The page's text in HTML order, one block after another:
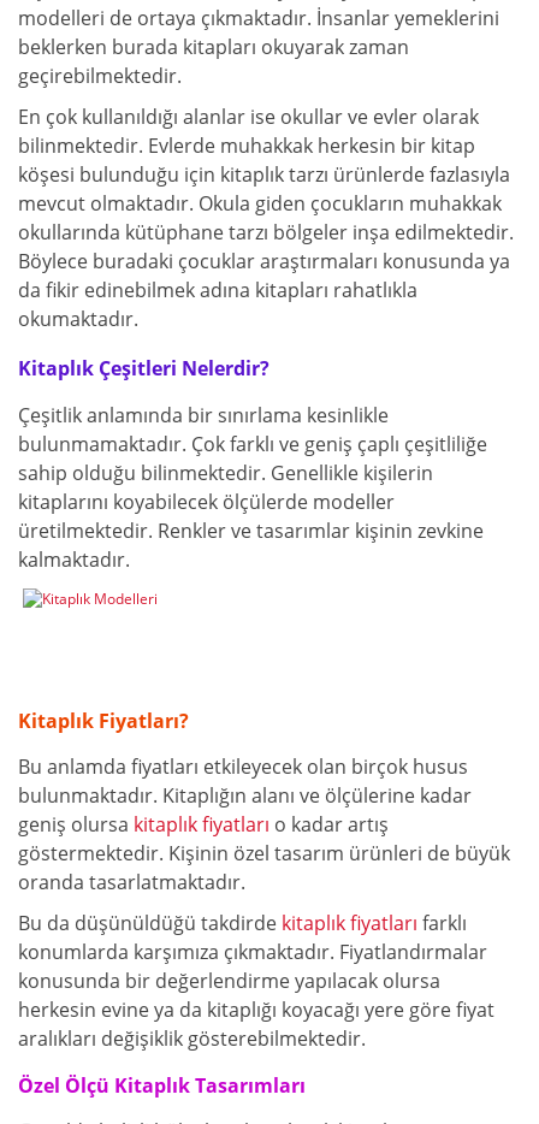
modelleri de ortaya çıkmaktadır. İnsanlar yemeklerini
beklerken burada kitapları okuyarak zaman
geçirebilmektedir.
En çok kullanıldığı alanlar ise okullar ve evler olarak
bilinmektedir. Evlerde muhakkak herkesin bir kitap
köşesi bulunduğu için kitaplık tarzı ürünlerde fazlasıyla
mevcut olmaktadır. Okula giden çocukların muhakkak
okullarında kütüphane tarzı bölgeler inşa edilmektedir.
Böylece buradaki çocuklar araştırmaları konusunda ya
da fikir edinebilmek adına kitapları rahatlıkla
okumaktadır.
Kitaplık Çeşitleri Nelerdir?
Çeşitlik anlamında bir sınırlama kesinlikle
bulunmamaktadır. Çok farklı ve geniş çaplı çeşitliliğe
sahip olduğu bilinmektedir. Genellikle kişilerin
kitaplarını koyabilecek ölçülerde modeller
üretilmektedir. Renkler ve tasarımlar kişinin zevkine
kalmaktadır.
Kitaplık Fiyatları?
Bu anlamda fiyatları etkileyecek olan birçok husus
bulunmaktadır. Kitaplığın alanı ve ölçülerine kadar
geniş olursa kitaplık fiyatları o kadar artış
göstermektedir. Kişinin özel tasarım ürünleri de büyük
oranda tasarlatmaktadır.
Bu da düşünüldüğü takdirde kitaplık fiyatları farklı
konumlarda karşımıza çıkmaktadır. Fiyatlandırmalar
konusunda bir değerlendirme yapılacak olursa
herkesin evine ya da kitaplığı koyacağı yere göre fiyat
aralıkları değişiklik gösterebilmektedir.
Özel Ölçü Kitaplık Tasarımları